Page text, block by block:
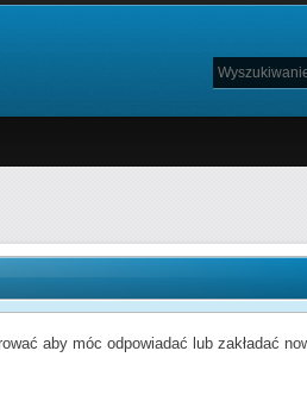
aby móc odpowiadać lub zakładać